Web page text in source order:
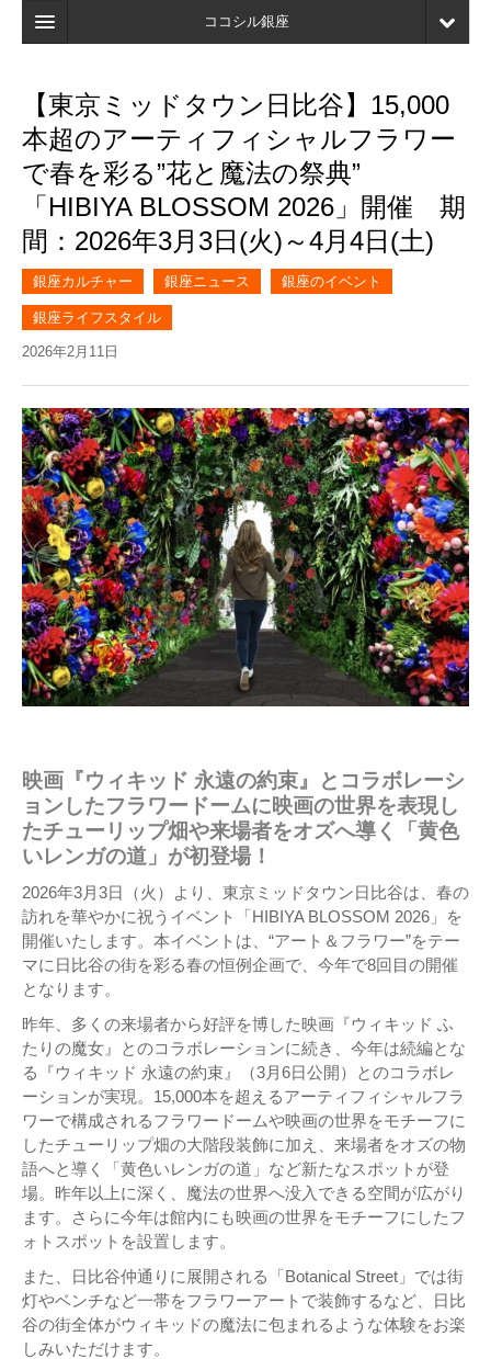
ココシル銀座
検索
店舗・施設最新情報
口コミ
マイページ
ブックマーク
【東京ミッドタウン日比谷】15,000
本超のアーティフィシャルフラワー
で春を彩る”花と魔法の祭典”
「HIBIYA BLOSSOM 2026」開催 期
間：2026年3月3日(火)～4月4日(土)
銀座カルチャー 銀座ニュース 銀座のイベント
銀座ライフスタイル
2026年2月11日
映画『ウィキッド 永遠の約束』とコラボレーシ
ョンしたフラワードームに映画の世界を表現し
たチューリップ畑や来場者をオズへ導く「黄色
いレンガの道」が初登場！
2026年3月3日（火）より、東京ミッドタウン日比谷は、春の
訪れを華やかに祝うイベント「HIBIYA BLOSSOM 2026」を
開催いたします。本イベントは、“アート＆フラワー”をテー
マに日比谷の街を彩る春の恒例企画で、今年で8回目の開催
となります。
昨年、多くの来場者から好評を博した映画『ウィキッド ふ
たりの魔女』とのコラボレーションに続き、今年は続編とな
る『ウィキッド 永遠の約束』（3月6日公開）とのコラボレ
ーションが実現。15,000本を超えるアーティフィシャルフラ
ワーで構成されるフラワードームや映画の世界をモチーフに
したチューリップ畑の大階段装飾に加え、来場者をオズの物
語へと導く「黄色いレンガの道」など新たなスポットが登
場。昨年以上に深く、魔法の世界へ没入できる空間が広がり
ます。さらに今年は館内にも映画の世界をモチーフにしたフ
ォトスポットを設置します。
また、日比谷仲通りに展開される「Botanical Street」では街
灯やベンチなど一帯をフラワーアートで装飾するなど、日比
谷の街全体がウィキッドの魔法に包まれるような体験をお楽
しみいただけます。